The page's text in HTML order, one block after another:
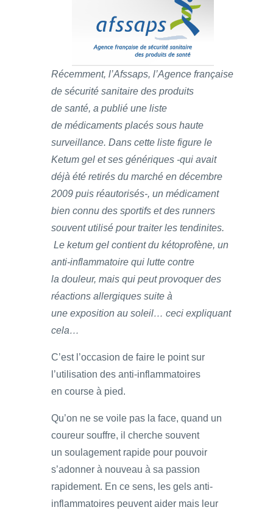
Récemment, l’Afssaps, l’Agence française
de sécurité sanitaire des produits
de santé, a publié une liste
de médicaments placés sous haute
surveillance. Dans cette liste figure le
Ketum gel et ses génériques -qui avait
déjà été retirés du marché en décembre
2009 puis réautorisés-, un médicament
bien connu des sportifs et des runners
souvent utilisé pour traiter les tendinites.
Le ketum gel contient du kétoprofène, un
anti-inflammatoire qui lutte contre
la douleur, mais qui peut provoquer des
réactions allergiques suite à
une exposition au soleil… ceci expliquant
cela…
C’est l’occasion de faire le point sur
l’utilisation des anti-inflammatoires
en course à pied.
Qu’on ne se voile pas la face, quand un
coureur souffre, il cherche souvent
un soulagement rapide pour pouvoir
s’adonner à nouveau à sa passion
rapidement. En ce sens, les gels anti-
inflammatoires peuvent aider mais leur